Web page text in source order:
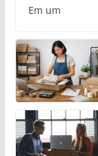
Em um